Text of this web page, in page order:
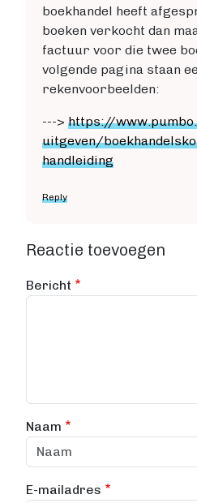
boekhandel heeft
boeken verkocht dan
factuur voor die twee
volgende pagina staan
rekenvoorbeelden:
---> https://
uitgeven/
handleiding
Reply
Reactie toevoegen
Bericht
Naam
E-mailadres